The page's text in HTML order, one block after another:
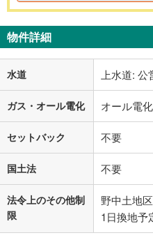
物件詳細
水道 上水道: 公
ガス・オール電化 オール電化
セットバック 不要
国土法 不要
法令上のその他制
限
野中土地
1日換地予